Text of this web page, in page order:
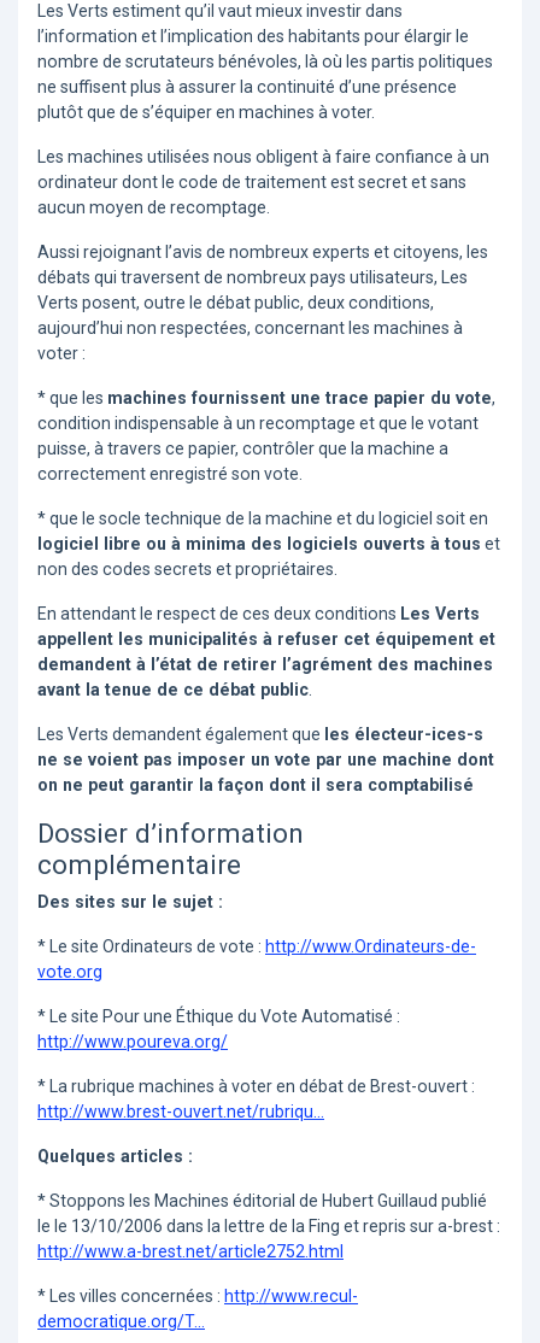
Les Verts estiment qu’il vaut mieux investir dans
l’information et l’implication des habitants pour élargir le
nombre de scrutateurs bénévoles, là où les partis politiques
ne suffisent plus à assurer la continuité d’une présence
plutôt que de s’équiper en machines à voter.
Les machines utilisées nous obligent à faire confiance à un
ordinateur dont le code de traitement est secret et sans
aucun moyen de recomptage.
Aussi rejoignant l’avis de nombreux experts et citoyens, les
débats qui traversent de nombreux pays utilisateurs, Les
Verts posent, outre le débat public, deux conditions,
aujourd’hui non respectées, concernant les machines à
voter :
* que les machines fournissent une trace papier du vote,
condition indispensable à un recomptage et que le votant
puisse, à travers ce papier, contrôler que la machine a
correctement enregistré son vote.
* que le socle technique de la machine et du logiciel soit en
logiciel libre ou à minima des logiciels ouverts à tous et
non des codes secrets et propriétaires.
En attendant le respect de ces deux conditions Les Verts
appellent les municipalités à refuser cet équipement et
demandent à l’état de retirer l’agrément des machines
avant la tenue de ce débat public.
Les Verts demandent également que les électeur-ices-s
ne se voient pas imposer un vote par une machine dont
on ne peut garantir la façon dont il sera comptabilisé
Dossier d’information
complémentaire
Des sites sur le sujet :
* Le site Ordinateurs de vote : http://www.Ordinateurs-de-
vote.org
* Le site Pour une Éthique du Vote Automatisé :
http://www.poureva.org/
* La rubrique machines à voter en débat de Brest-ouvert :
http://www.brest-ouvert.net/rubriqu...
Quelques articles :
* Stoppons les Machines éditorial de Hubert Guillaud publié
le le 13/10/2006 dans la lettre de la Fing et repris sur a-brest :
http://www.a-brest.net/article2752.html
* Les villes concernées : http://www.recul-
democratique.org/T...